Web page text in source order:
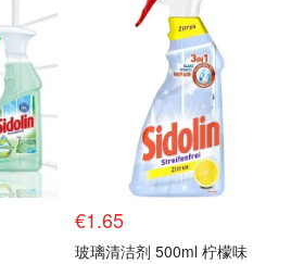
€1.65
玻璃清洁剂 500ml 柠檬味